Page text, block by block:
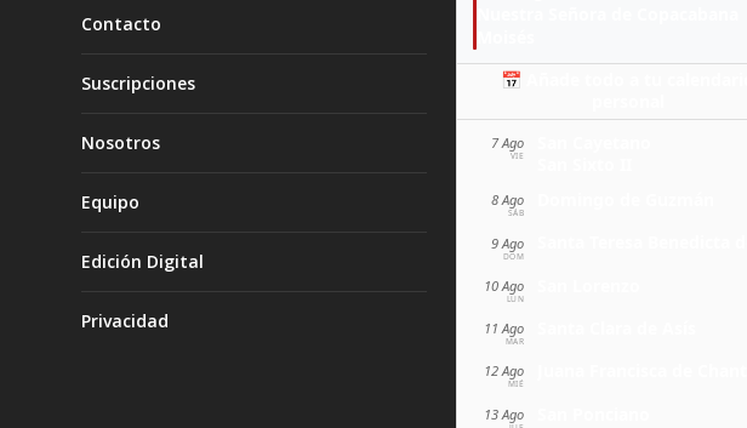
Contacto
Suscripciones
Nosotros
Equipo
Edición Digital
Privacidad
📅 Añade todo a tu calendario
7 Ago
VIE
8 Ago
SÁB
9 Ago
DOM
10 Ago
LUN
11 Ago
MAR
12 Ago
MIÉ
13 Ago